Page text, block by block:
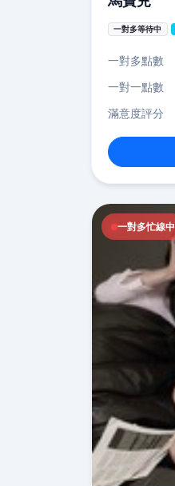
一對多等待中
一對多點數
一對一點數
滿意度評分
一對多忙線中